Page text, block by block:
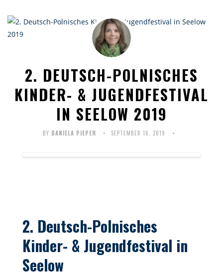
2. DEUTSCH-POLNISCHES
KINDER- & JUGENDFESTIVAL
IN SEELOW 2019
BY DANIELA PIEPER SEPTEMBER 16, 2019
2. Deutsch-Polnisches
Kinder- & Jugendfestival in
Seelow